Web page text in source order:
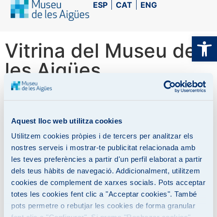
Aquest lloc web utilitza cookies
Utilitzem cookies pròpies i de tercers per analitzar els
nostres serveis i mostrar-te publicitat relacionada amb
les teves preferències a partir d'un perfil elaborat a partir
dels teus hàbits de navegació. Addicionalment, utilitzem
cookies de complement de xarxes socials. Pots acceptar
totes les cookies fent clic a "Acceptar cookies". També
pots permetre o rebutjar les cookies de forma granular
ESP CAT ENG
Vitrina del Museu de
les Aigües